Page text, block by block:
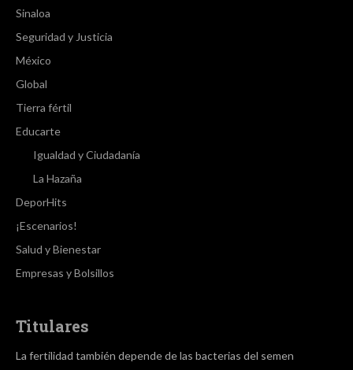
Sinaloa
Seguridad y Justicia
México
Global
Tierra fértil
Educarte
Igualdad y Ciudadanía
La Hazaña
DeporHits
¡Escenarios!
Salud y Bienestar
Empresas y Bolsillos
Titulares
La fertilidad también depende de las bacterias del semen